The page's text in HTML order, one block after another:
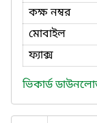
কক্ষ নম্বর
মোবাইল
ফ্যাক্স
ভিকার্ড